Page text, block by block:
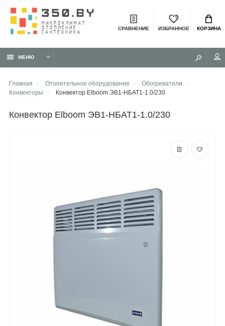
СРАВНЕНИЕ ИЗБРАННОЕ КОРЗИНА
МЕНЮ
Главная Отопительное оборудование
Обогреватели
Конвекторы
Конвектор Elboom ЭВ1-НБАТ1-1.0/230
конвектор Elboom ЭВ1-НБАТ1-1.0/230